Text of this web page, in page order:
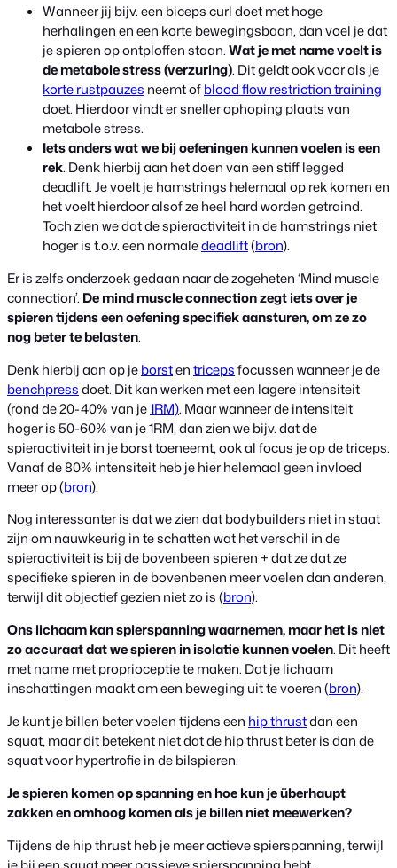
Wanneer jij bijv. een biceps curl doet met hoge
herhalingen en een korte bewegingsbaan, dan voel je dat
je spieren op ontploffen staan.Wat je met name voelt is
de metabole stress(verzuring). Dit geldt ook voor als je
korte rustpauzes neemt ofblood flow restriction training
doet. Hierdoor vindt er sneller ophoping plaats van
metabole stress.
Iets anders wat we bij oefeningen kunnen voelen is een
rek. Denk hierbij aan het doen van een stiff legged
deadlift. Je voelt je hamstrings helemaal op rek komen en
het voelt hierdoor alsof ze heel hard worden getraind.
Toch zien we dat de spieractiviteit in de hamstrings niet
hoger is t.o.v. een normaledeadlift(bron).
Er is zelfs onderzoek gedaan naar de zogeheten ‘Mind muscle
connection’. De mind muscle connection zegt iets over je
spieren tijdens een oefening specifiek aansturen, om ze zo
nog beter te belasten.
Denk hierbij aan op jeborstentricepsfocussen wanneer je de
benchpressdoet. Dit kan werken met een lagere intensiteit
(rond de 20-40% van je1RM). Maar wanneer de intensiteit
hoger is 50-60% van je 1RM, dan zien we bijv. dat de
spieractiviteit in je borst toeneemt, ook al focus je op de triceps.
Vanaf de 80% intensiteit heb je hier helemaal geen invloed
meer op (bron).
Nog interessanter is dat we zien dat bodybuilders niet in staat
zijn om nauwkeurig in te schatten wat het verschil in de
spieractiviteit is bij de bovenbeen spieren + dat ze dat ze
specifieke spieren in de bovenbenen meer voelen dan anderen,
terwijl dit objectief gezien niet zo is (bron).
Ons lichaam kan spierspanning waarnemen, maar het is niet
zo accuraat dat we spieren in isolatie kunnen voelen. Dit heeft
met name met proprioceptie te maken. Dat je lichaam
inschattingen maakt om een beweging uit te voeren (bron).
Je kunt je billen beter voelen tijdens een hip thrustdan een
squat, maar dit betekent niet dat de hip thrust beter is dan de
squat voor hypertrofie in de bilspieren.
Je spieren komen op spanning en hoe kun je überhaupt
zakken en omhoog komen als je billen niet meewerken?
Tijdens de hip thrust heb je meer actieve spierspanning, terwijl